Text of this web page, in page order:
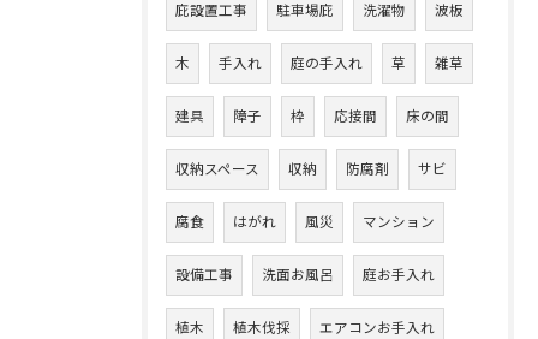
庇設置工事 駐車場庇 洗濯物 波板
木 手入れ 庭の手入れ 草 雑草
建具 障子 枠 応接間 床の間
収納スペース 収納 防腐剤 サビ
腐食 はがれ 風災 マンション
設備工事 洗面お風呂 庭お手入れ
植木 植木伐採 エアコンお手入れ